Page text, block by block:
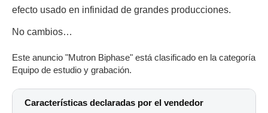
efecto usado en infinidad de grandes producciones.
No cambios…
Este anuncio "Mutron Biphase" está clasificado en la categoría
Equipo de estudio y grabación.
Características declaradas por el vendedor